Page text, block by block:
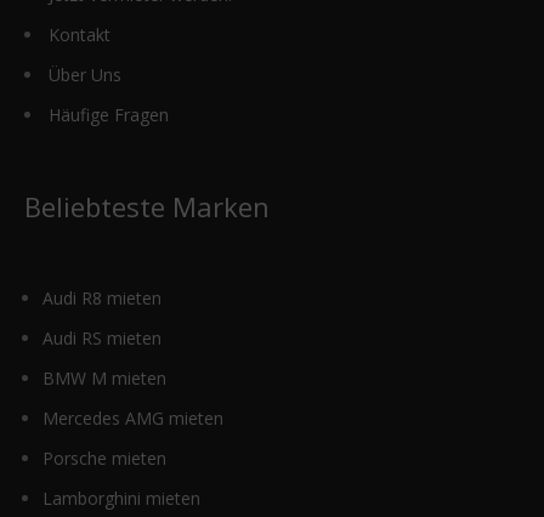
Kontakt
Über Uns
Häufige Fragen
Beliebteste Marken
Audi R8 mieten
Audi RS mieten
BMW M mieten
Mercedes AMG mieten
Porsche mieten
Lamborghini mieten